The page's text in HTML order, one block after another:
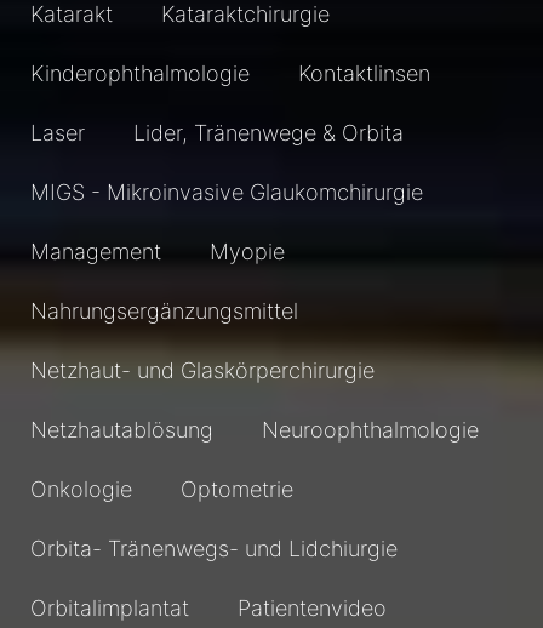
Katarakt Kataraktchirurgie
Kinderophthalmologie Kontaktlinsen
Laser Lider, Tränenwege & Orbita
MIGS - Mikroinvasive Glaukomchirurgie
Management Myopie
Nahrungsergänzungsmittel
Netzhaut- und Glaskörperchirurgie
Netzhautablösung Neuroophthalmologie
Onkologie Optometrie
Orbita- Tränenwegs- und Lidchiurgie
Orbitalimplantat Patientenvideo